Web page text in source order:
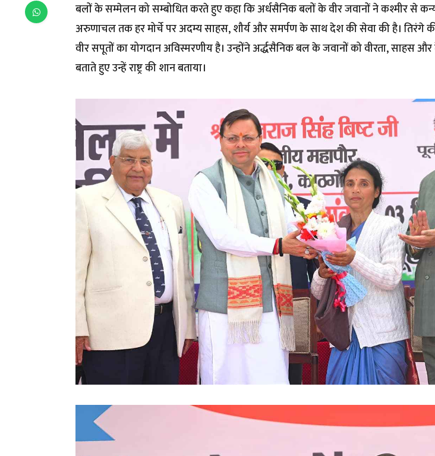
बलों के सम्मेलन को सम्बोधित करते हुए कहा कि अर्धसैनिक बलों के वीर जवानों ने कश्मीर से
अरुणाचल तक हर मोर्चे पर अदम्य साहस, शौर्य और समर्पण के साथ देश की सेवा की है। तिरंगे
वीर सपूतों का योगदान अविस्मरणीय है। उन्होंने अर्द्धसैनिक बल के जवानों को वीरता, साहस
बताते हुए उन्हें राष्ट्र की शान बताया।